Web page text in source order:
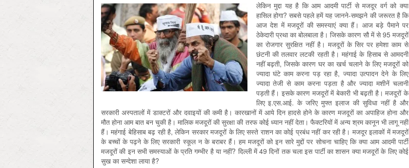
लेकिन मुद्दा यह है कि आम आदमी पार्टी से मजदूर वर्ग को क्या
हासिल होगा? सबसे पहले हमें यह जानने-समझने की जरूरत है कि
आज देश में मजदूरों की समस्याएं क्या हैं। आज बड़े पैमाने पर
ठेकेदारी प्रथा का बोलबाला है। जिसके कारण सौ में से 95 मजदूरों
का रोजगार सुरक्षित नहीं है। मजदूरों के सिर पर हमेशा काम से
छंटनी की तलवार लटकी रहती है। महंगाई के हिसाब से आमदनी
नहीं बढ़ती, जिसके कारण घर का खर्च चलाने के लिए मजदूरों को
ज्यादा घंटे काम करना पड़ रहा है, ज्यादा उत्पादन देने के लिए
ज्यादा तेजी से काम करना पड़ता है और ज्यादा मशीनें चलानी
पड़ती हैं। इसके कारण मजदूरों में बेकारी भी बढ़ती है। मजदूरों के
लिए इ.एस.आई. के जरिए मुफ्त इलाज की सुविधा नहीं है और
सरकारी अस्पतालों में डाक्टरों और दवाइयों की कमी है। कारखानों में आये दिन हादसे होने के कारण मजदूरों का अपाहिज होना और
मौत होना आम बात बन चुकी है। मालिक मजदूरों की सुरक्षा की तरफ कोई ध्यान नहीं देता। फैक्टरियों में अन्य श्रम कानून भी लागू नहीं
हैं। महंगाई बेहिसाब बढ़ रही है, लेकिन सरकार मजदूरों के लिए सस्ते राशन का कोई प्रबंध नहीं कर रही है। मजदूर इलाकों में मजदूरों
के बच्चों के पढ़ने के लिए सरकारी स्कूल न के बराबर हैं। हम मजदूरों को इन सारे मुद्दों पर सोचना चाहिए कि क्या आम आदमी पार्टी
मजदूरों की इन सभी समस्याओं के प्रति गम्भीर है या नहीं? दिल्ली में 49 दिनों तक चला इस पार्टी का शासन क्या मजदूरों के लिए कोई
सुख का सन्देशा लाया है?